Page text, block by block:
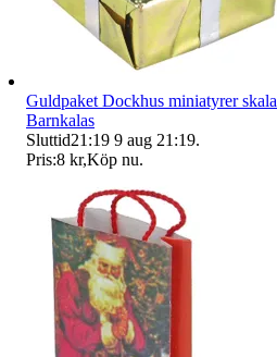
Guldpaket Dockhus miniatyrer
Barnkalas
Sluttid21:19 9 aug 21:19.
Pris:8 kr,Köp nu.